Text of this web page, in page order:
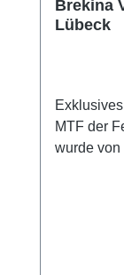
Brekina
Lübeck
MTF der
wurde von